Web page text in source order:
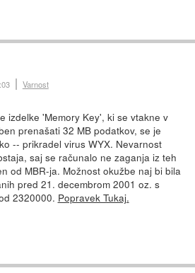
Varnost
izdelke 'Memory Key', ki se vtakne v
prenašati 32 MB podatkov, se je
-- prikradel virus WYX. Nevarnost
saj se računalo ne zaganja iz teh
od MBR-ja. Možnost okužbe naj bi bila
pred 21. decembrom 2001 oz. s
2320000. Popravek Tukaj.